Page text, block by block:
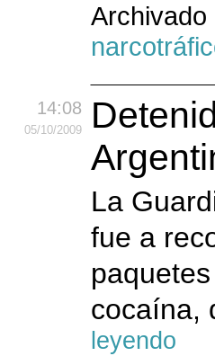
Archivado
14:08
05/10/2009
La
fue a
cocaína,
leyendo